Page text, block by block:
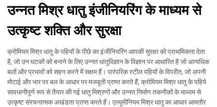
उन्नत मिश्र धातु इंजीनियरिंग के माध्यम से
उत्कृष्ट शक्ति और सुरक्षा
क्रोमियम मिश्र धातु के पहियों के पीछे का इंजीनियरिंग आपकी सुरक्षा को प्राथमिकता देता
है, जो उन घटकों को बनाने के लिए उन्नत धातुविज्ञान के विज्ञान पर आधारित है जो अत्यधिक
बलों और प्रभावों को सहन करने में सक्षम हैं। पारंपरिक स्टील पहियों के विपरीत, जो अपनी
मोटाई और भार पर बल के आधार पर मजबूती प्राप्त करते हैं, क्रोमियम मिश्र धातु के पहिये
सावधानीपूर्ण रूप से तैयार की गई धातु मिश्रणों और उन्नत निर्माण तकनीकों के माध्यम से
उत्कृष्ट संरचनात्मक अखंडता प्राप्त करते हैं। एल्यूमीनियम मिश्र धातु का आधार आमतौर